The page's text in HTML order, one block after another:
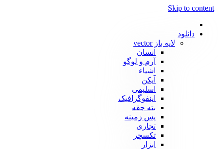
Skip to content
دانلود
لایه باز vector
انسان
آرم و لوگو
اشیاء
آیکن
اسلیمی
اینفوگرافیک
بته جقه
پس زمینه
تجاری
تکسچر
ابزار